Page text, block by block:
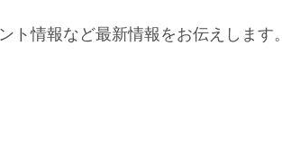
ト情報など最新情報をお伝えします。